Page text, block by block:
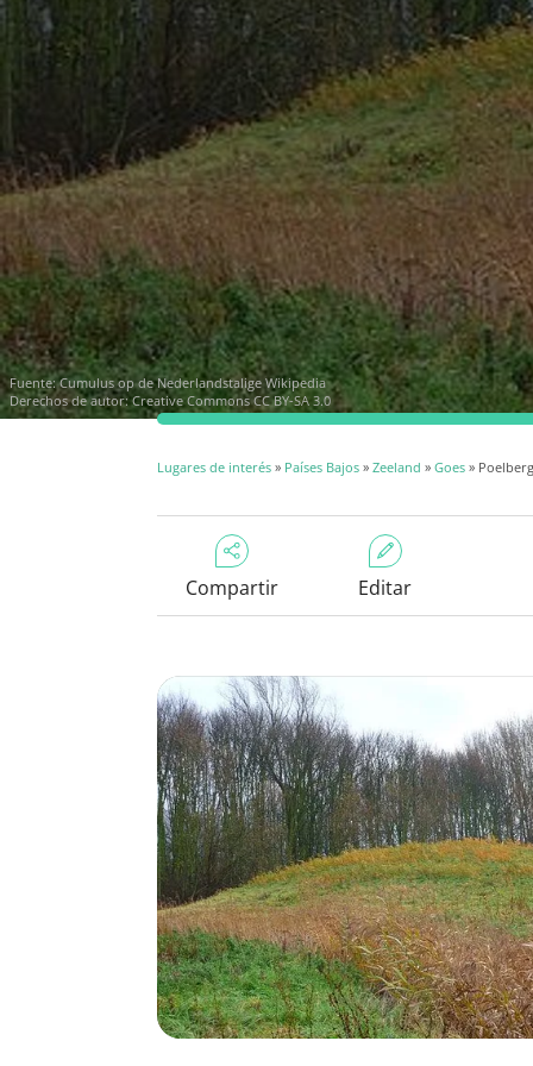
Fuente:Cumulus op de Nederlandstalige Wikipedia
Derechos de autor:Creative Commons CC BY-SA 3.0
Lugares de interés » Países Bajos » Zeeland » Goes » Poelberg
Compartir Editar